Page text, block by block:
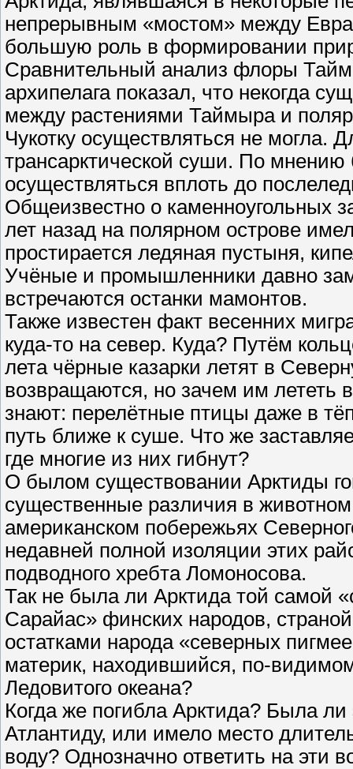
непрерывным «мостом» между
большую роль в формировании
Сравнительный анализ флоры
архипелага показал, что некогда
между растениями Таймыра и
Чукотку осуществляться не могла.
трансарктической суши. По мнению
осуществляться вплоть до
Общеизвестно о каменноугольных
лет назад на полярном острове
простирается ледяная пустыня,
Учёные и промышленники давно
встречаются останки мамонтов.
Также известен факт весенних
куда-то на север. Куда? Путём
лета чёрные казарки летят в
возвращаются, но зачем им лететь
знают: перелётные птицы даже в
путь ближе к суше. Что же
где многие из них гибнут?
О былом существовании Арктиды
существенные различия в
американском побережьях
недавней полной изоляции этих
подводного хребта Ломоносова.
Так не была ли Арктида той самой
Сарайас» финских народов,
остатками народа «северных
материк, находившийся, по-
Ледовитого океана?
Когда же погибла Арктида? Была
Атлантиду, или имело место
воду? Однозначно ответить на эти